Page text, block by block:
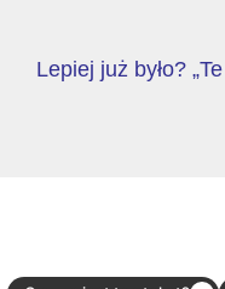
Lepiej już było?